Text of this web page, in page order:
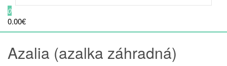
0
0.00€
Azalia (azalka záhradná)